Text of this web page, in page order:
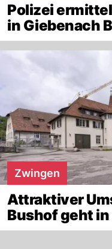
Polizei
in Giebenach
Zwingen
Attraktiver
Bushof geht